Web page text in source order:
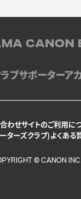
CANON
ブサポーターア
わせサイトのご利用に
ターズクラブ)よくある
© CANON INC.